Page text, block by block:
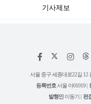
기사제보
페
스
인
타
램
서울 중구 세종대로22길 12
등록번호 서울 아01019 |
발행인 이동기 | 편